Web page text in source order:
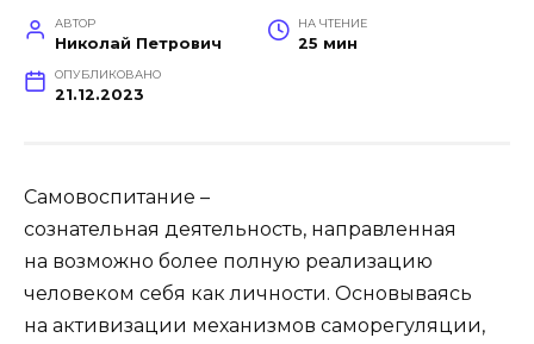
АВТОР
Николай Петрович
НА ЧТЕНИЕ
25 мин
ОПУБЛИКОВАНО
21.12.2023
Самовоспитание –
сознательная деятельность, направленная
на возможно более полную реализацию
человеком себя как личности. Основываясь
на активизации механизмов саморегуляции,